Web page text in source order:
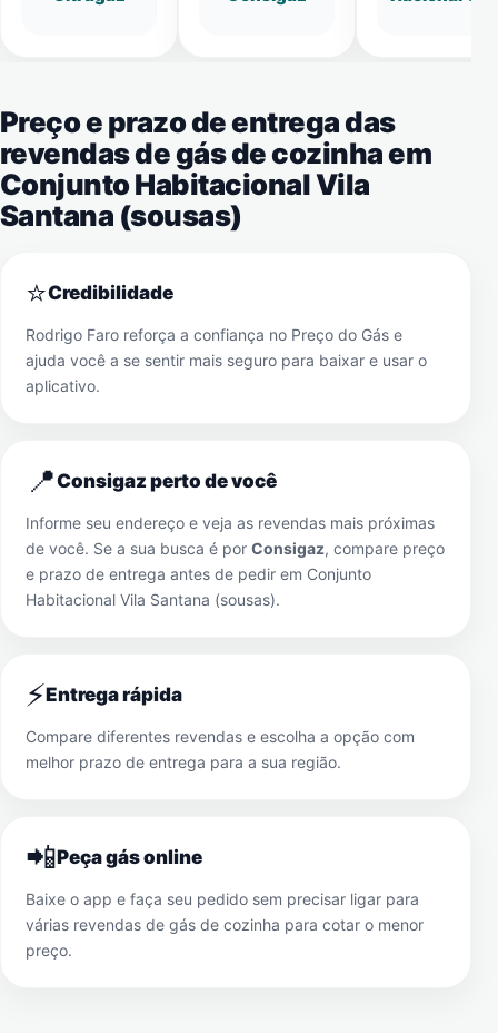
Preço e prazo de entrega das
revendas de gás de cozinha em
Conjunto Habitacional Vila
Santana (sousas)
⭐Credibilidade
Rodrigo Faro reforça a confiança no Preço do Gás e
ajuda você a se sentir mais seguro para baixar e usar o
aplicativo.
📍Consigaz perto de você
Informe seu endereço e veja as revendas mais próximas
de você. Se a sua busca é por Consigaz, compare preço
e prazo de entrega antes de pedir em Conjunto
Habitacional Vila Santana (sousas).
⚡Entrega rápida
Compare diferentes revendas e escolha a opção com
melhor prazo de entrega para a sua região.
📲Peça gás online
Baixe o app e faça seu pedido sem precisar ligar para
várias revendas de gás de cozinha para cotar o menor
preço.